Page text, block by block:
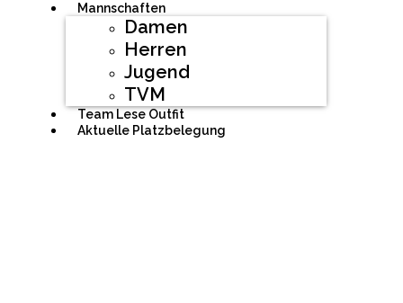
Mannschaften
Damen
Herren
Jugend
TVM
Team Lese Outfit
Aktuelle Platzbelegung